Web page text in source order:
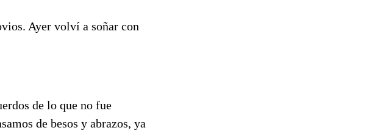
Ayer volví a soñar con
de lo que no fue
de besos y abrazos, ya